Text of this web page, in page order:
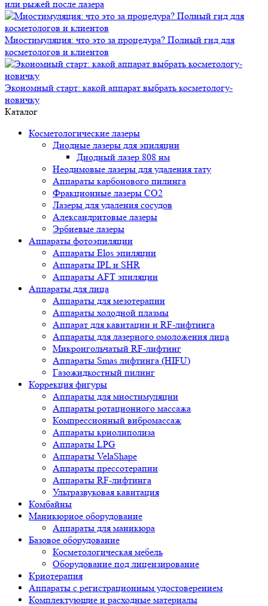
или рыжей после лазера
Миостимуляция: что это за процедура? Полный гид для
косметологов и клиентов
Экономный старт: какой аппарат выбрать косметологу-
новичку
Каталог
Косметологические лазеры
Диодные лазеры для эпиляции
Диодный лазер 808 нм
Неодимовые лазеры для удаления тату
Аппараты карбонового пилинга
Фракционные лазеры CO2
Лазеры для удаления сосудов
Александритовые лазеры
Эрбиевые лазеры
Аппараты фотоэпиляции
Аппараты Elos эпиляции
Аппараты IPL и SHR
Аппараты AFT эпиляции
Аппараты для лица
Аппараты для мезотерапии
Аппараты холодной плазмы
Аппарат для кавитации и RF-лифтинга
Аппараты для лазерного омоложения лица
Микроигольчатый RF-лифтинг
Аппараты Smas лифтинга (HIFU)
Газожидкостный пилинг
Коррекция фигуры
Аппараты для миостимуляции
Аппараты ротационного массажа
Компрессионный вибромассаж
Аппараты криолиполиза
Аппараты LPG
Аппараты VelaShape
Аппараты прессотерапии
Аппараты RF-лифтинга
Ультразвуковая кавитация
Комбайны
Маникюрное оборудование
Аппараты для маникюра
Базовое оборудование
Косметологическая мебель
Оборудование под лицензирование
Криотерапия
Аппараты c регистрационным удостоверением
Комплектующие и расходные материалы